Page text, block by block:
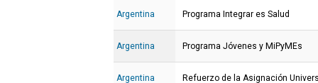
Argentina Programa Integrar es Salud
Argentina Programa Jóvenes y MiPyMEs
Argentina Refuerzo de la Asignación